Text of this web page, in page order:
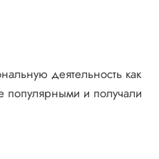
деятельность как
популярными и получали